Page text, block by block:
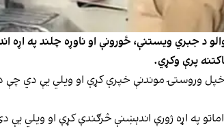
پرې وکړي.
خپل وروستۍ موندنې خپرې کړې او ویلي یې